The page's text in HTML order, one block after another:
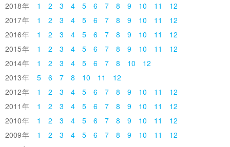
2018
1 2 3 4 5 6 7 8 9 10 11
12
2017
1 2 3 4 5 6 7 8 9 10 11
12
2016
1 2 3 4 5 6 7 8 9 10 11
12
2015
1 2 3 4 5 6 7 8 9 10 11
12
2014
1 2 3 4 5 6 7 8 10
12
2013
5 6 7 8 10 11
12
2012
1 2 3 4 5 6 7 8 9 10 11
12
2011
1 2 3 4 5 6 7 8 9 10 11
12
2010
1 2 3 4 5 6 7 8 9 10 11
12
2009
1 2 3 4 5 6 7 8 9 10 11
12